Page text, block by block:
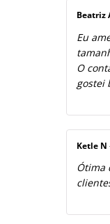
Beatriz
Eu
O
gostei
Ketle N
Ótima